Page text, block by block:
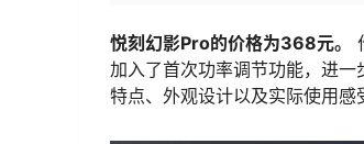
悦刻幻影Pro的价格为368元。
加入了首次功率调节功能，进
特点、外观设计以及实际使用感